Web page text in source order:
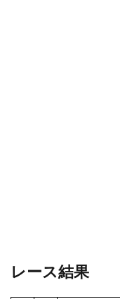
レース結果